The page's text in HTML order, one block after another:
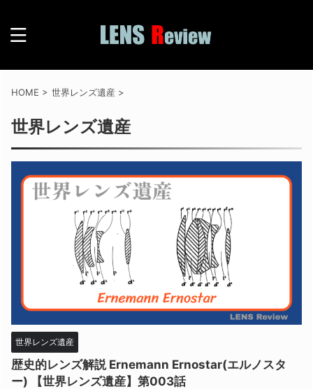
HOME > 世界レンズ遺産 >
世界レンズ遺産
世界レンズ遺産
歴史的レンズ解説 Ernemann Ernostar(エルノスタ
ー) 【世界レンズ遺産】第003話